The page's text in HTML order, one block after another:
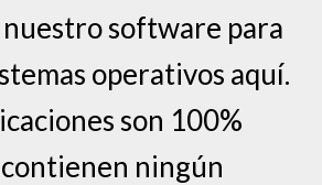
software para
operativos aquí.
son 100%
ningún